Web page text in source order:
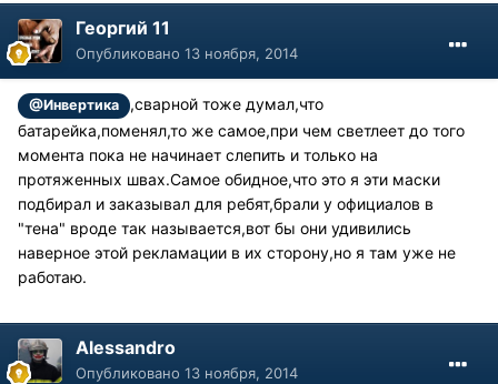
Георгий 11
Опубликовано 13 ноября, 2014
@Инвертика
,сварной тоже думал,что
батарейка,поменял,то же самое,при чем светлеет до того
момента пока не начинает слепить и только на
протяженных швах.Самое обидное,что это я эти маски
подбирал и заказывал для ребят,брали у официалов в
"тена" вроде так называется,вот бы они удивились
наверное этой рекламации в их сторону,но я там уже не
работаю.
Alessandro
Опубликовано 13 ноября, 2014